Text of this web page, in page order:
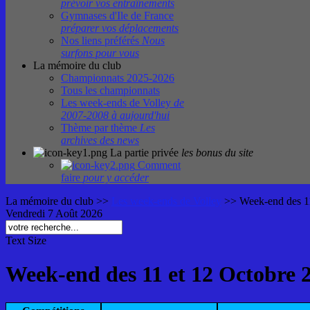
prévoir vos entraînements
Gymnases d'Ile de France
préparer vos déplacements
Nos liens préférés Nous
surfons pour vous
La mémoire du club
Championnats 2025-2026
Tous les championnats
Les week-ends de Volley de
2007-2008 à aujourd'hui
Thème par thème Les
archives des news
La partie privée les bonus du site
Comment
faire pour y accéder
La mémoire du club >> Les week-ends de Volley >> Week-end des
Vendredi 7 Août 2026
Text Size
Week-end des 11 et 12 Octobre